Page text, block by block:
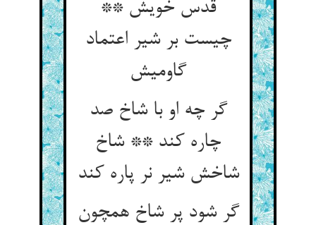
قدس خویش **
چیست بر شیر اعتماد
گر چه او با شاخ صد
چاره کند ** شاخ
شاخش شیر نر پاره کند
گر شود پر شاخ همچون